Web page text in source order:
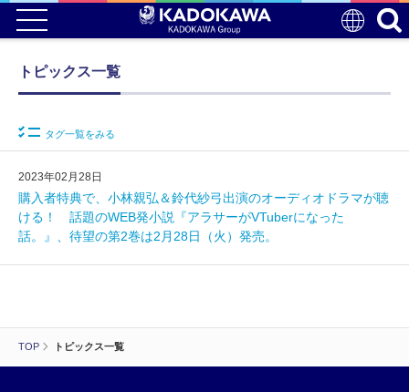
TOP トピックス一覧
トピックス一覧
タグ一覧をみる
2023年02月28日
購入者特典で、小林親弘＆鈴代紗弓出演のオーディオドラマが聴
ける！ 話題のWEB発小説『アラサーがVTuberになった
話。』、待望の第2巻は2月28日（火）発売。